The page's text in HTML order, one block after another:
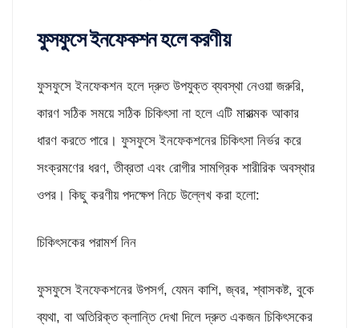
ফুসফুসে ইনফেকশন হলে করণীয়
ফুসফুসে ইনফেকশন হলে দ্রুত উপযুক্ত ব্যবস্থা নেওয়া জরুরি,
কারণ সঠিক সময়ে সঠিক চিকিৎসা না হলে এটি মারাত্মক আকার
ধারণ করতে পারে। ফুসফুসে ইনফেকশনের চিকিৎসা নির্ভর করে
সংক্রমণের ধরণ, তীব্রতা এবং রোগীর সামগ্রিক শারীরিক অবস্থার
ওপর। কিছু করণীয় পদক্ষেপ নিচে উল্লেখ করা হলো:
চিকিৎসকের পরামর্শ নিন
ফুসফুসে ইনফেকশনের উপসর্গ, যেমন কাশি, জ্বর, শ্বাসকষ্ট, বুকে
ব্যথা, বা অতিরিক্ত ক্লান্তি দেখা দিলে দ্রুত একজন চিকিৎসকের